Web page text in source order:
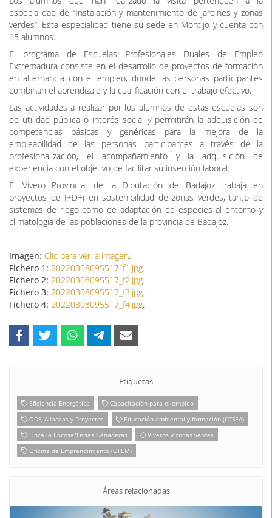
especialidad de “Instalación y mantenimiento de jardines y zonas
verdes”. Esta especialidad tiene su sede en Montijo y cuenta con
15 alumnos.
El programa de Escuelas Profesionales Duales de Empleo
Extremadura consiste en el desarrollo de proyectos de formación
en alternancia con el empleo, donde las personas participantes
combinan el aprendizaje y la cualificación con el trabajo efectivo.
Las actividades a realizar por los alumnos de estas escuelas son
de utilidad pública o interés social y permitirán la adquisición de
competencias básicas y genéricas para la mejora de la
empleabilidad de las personas participantes a través de la
profesionalización, el acompañamiento y la adquisición de
experiencia con el objetivo de facilitar su inserción laboral.
El Vivero Provincial de la Diputación de Badajoz trabaja en
proyectos de I+D+i en sostenibilidad de zonas verdes, tanto de
sistemas de riego como de adaptación de especies al entorno y
climatología de las poblaciones de la provincia de Badajoz.
Imagen: Clic para ver la imagen.
Fichero 1: 20220308095517_f1.jpg.
Fichero 2: 20220308095517_f2.jpg.
Fichero 3: 20220308095517_f3.jpg.
Fichero 4: 20220308095517_f4.jpg.
Etiquetas
Eficiencia Energética
Capacitación para el empleo
ODS, Alianzas y Proyectos
Educación ambiental y formación (CCSEA)
Finca la Cocosa/Ferias Ganaderas
Viveros y zonas verdes
Oficina de Emprendimiento (OFEM)
Áreas relacionadas